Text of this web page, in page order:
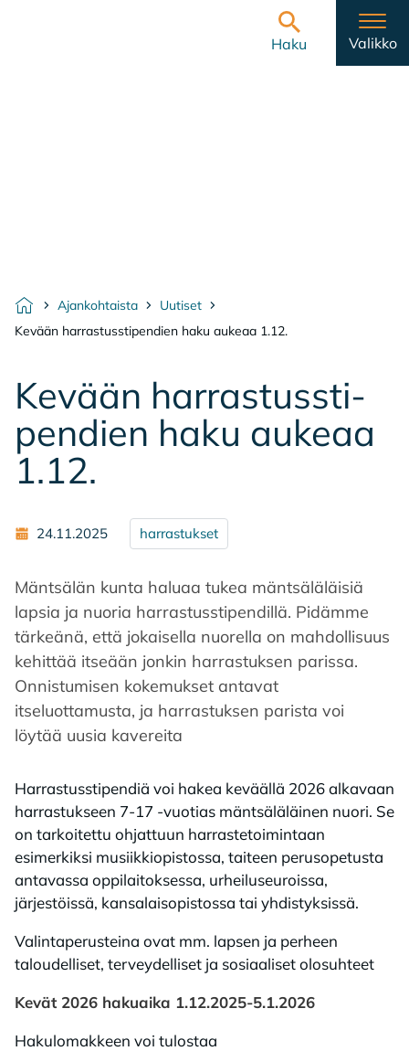
Haku
Valikko
Etusivu
Ajankohtaista
Uutiset
Kevään harrastusstipendien haku aukeaa 1.12.
Ke­vään har­ras­tuss­ti­
pen­dien haku au­ke­aa
1.12.
24.11.2025 harrastukset
Mäntsälän kunta haluaa tukea mäntsäläläisiä
lapsia ja nuoria harrastusstipendillä. Pidämme
tärkeänä, että jokaisella nuorella on mahdollisuus
kehittää itseään jonkin harrastuksen parissa.
Onnistumisen kokemukset antavat
itseluottamusta, ja harrastuksen parista voi
löytää uusia kavereita
Harrastusstipendiä voi hakea keväällä 2026 alkavaan
harrastukseen 7-17 -vuotias mäntsäläläinen nuori. Se
on tarkoitettu ohjattuun harrastetoimintaan
esimerkiksi musiikkiopistossa, taiteen perusopetusta
antavassa oppilaitoksessa, urheiluseuroissa,
järjestöissä, kansalaisopistossa tai yhdistyksissä.
Valintaperusteina ovat mm. lapsen ja perheen
taloudelliset, terveydelliset ja sosiaaliset olosuhteet
Kevät 2026 hakuaika 1.12.2025-5.1.2026
Hakulomakkeen voi tulostaa